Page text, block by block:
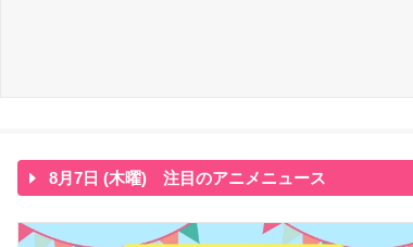
8月7日 (木曜) 注目のアニメニュース